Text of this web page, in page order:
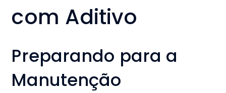
com Aditivo
Preparando para a
Manutenção